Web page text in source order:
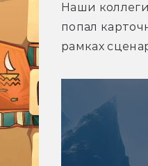
Наши
попал
рамках